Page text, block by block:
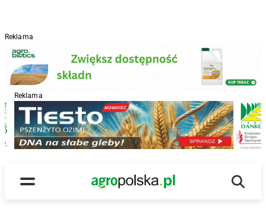
Reklama
Reklama
Menu
Main Logo